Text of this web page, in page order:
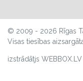
© 2009 - 2026 Rīgas
Visas tiesības
izstrādātjs WEBBOX.LV